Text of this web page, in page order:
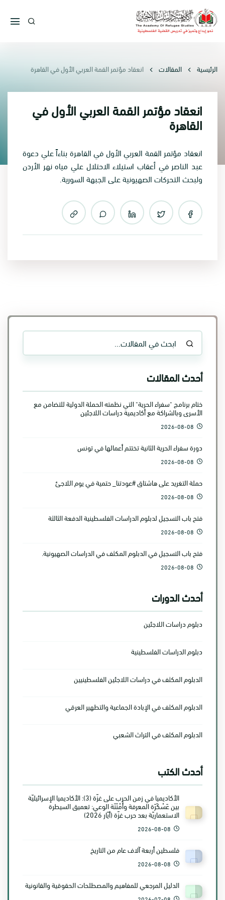
الرئيسية المقالات انعقاد مؤتمر القمة العربي الأول في القاهرة
انعقاد مؤتمر القمة العربي الأول في
القاهرة
انعقاد مؤتمر القمة العربي الأول في القاهرة بناءاً علي دعوة
عبد الناصر في أعقاب استيلاء الاحتلال علي مياه نهر الأردن
ولبحث التحركات الصهيونية على الجبهة السورية.
أحدث المقالات
ختام برنامج "سفراء الحرية" التي نظمته الحملة الدولية للتضامن مع
الأسرى وبالشراكة مع أكاديمية دراسات اللاجئين
2026-08-08
دورة سفراء الحرية الثانية تختتم أعمالها في تونس
2026-08-08
حملة التغريد على هاشتاق #عودتنا_ حتمية في يوم اللاجئ
2026-08-08
فتح باب التسجيل لدبلوم الدراسات الفلسطينية الدفعة الثالثة
2026-08-08
فتح باب التسجيل في الدبلوم المكثف في الدراسات الصهيونية.
2026-08-08
أحدث الدورات
دبلوم دراسات اللاجئين
دبلوم الدراسات الفلسطينية
الدبلوم المكثف في دراسات اللاجئين الفلسطينيين
الدبلوم المكثف في الإبادة الجماعية والتطهير العرقي
الدبلوم المكثف في التراث الشعبي
أحدث الكتب
الأكاديميا في زمن الحرب على غزّة (3): الأكاديميا الإسرائيليّة
بين عَسْكَرَة المعرفة وأَمْنَنَة الوعي: تعميق السيطرة
الاستعماريّة بعد حرب غزّة (أيّار 2026)
2026-08-08
فلسطين أربعة آلاف عام من التاريخ
2026-08-08
الدليل المرجعي للمفاهيم والمصطلحات الحقوقية والقانونية